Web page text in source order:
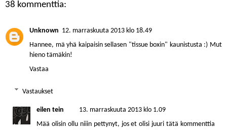
38 kommenttia:
Unknown 12. marraskuuta 2013 klo 18.49
Hannee, mä yhä kaipaisin sellasen "tissue boxin" kaunistusta :) Mut
hieno tämäkin!
Vastaa
Vastaukset
eilen tein
13. marraskuuta 2013 klo 1.09
Mää olisin ollu niiin pettynyt, jos et olisi juuri tätä kommenttia